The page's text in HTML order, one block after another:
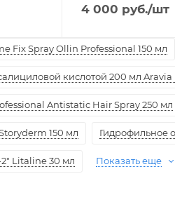
4 000 руб./шт
Fix Spray Ollin Professional 150 мл
кислотой 200 мл Aravia
Antistatic Hair Spray 250 мл
150 мл Гидрофильное
Litaline 30 мл Показать еще